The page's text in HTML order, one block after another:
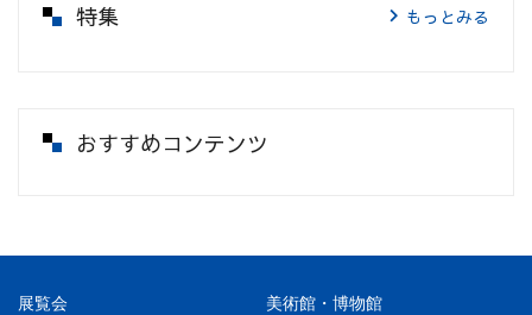
特集 もっとみる
おすすめコンテンツ
展覧会 美術館・博物館